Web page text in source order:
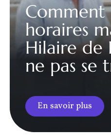
Comment
horaires
Hilaire de
ne pas se
En savoir plus